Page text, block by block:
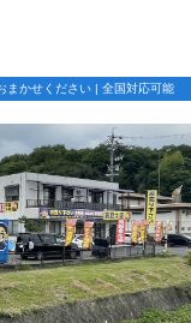
まかせください | 全国対応可能